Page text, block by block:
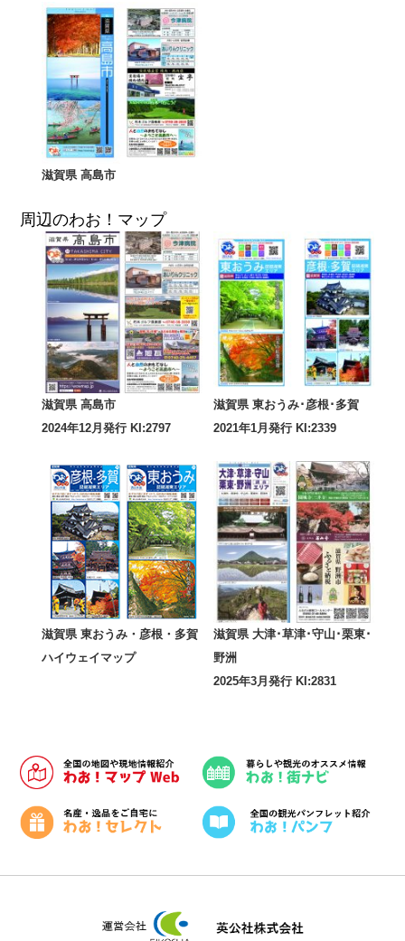
滋賀県 高島市
周辺のわお！マップ
滋賀県 高島市
2024年12月発行 KI:2797
滋賀県 東おうみ･彦根･多賀
2021年1月発行 KI:2339
滋賀県 東おうみ・彦根・多賀
ハイウェイマップ
滋賀県 大津･草津･守山･栗東･
野洲
2025年3月発行 KI:2831